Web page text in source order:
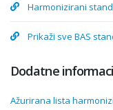
Harmonizirani
Prikaži sve BAS
Dodatne
Ažurirana lista